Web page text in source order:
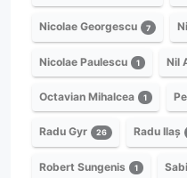
Nicolae Georgescu 7
Nicolae Paulescu 1 Nil
Octavian Mihalcea 1
Radu Gyr 26 Radu Ilaș
Robert Sungenis 1